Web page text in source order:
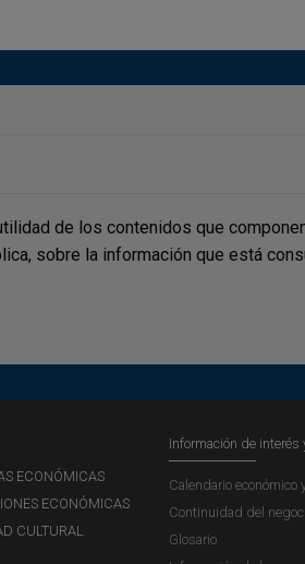
de los contenidos que
sobre la información que está
ECONÓMICAS
ECONÓMICAS
CULTURAL
Información de interés
Calendario económico
Continuidad del
Glosario